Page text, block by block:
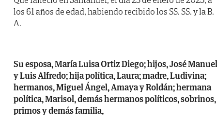
los 61 años de edad, habiendo recibido los SS. SS. y la B.
A.
Su esposa, María Luisa Ortiz Diego; hijos, José Manuel
y Luis Alfredo; hija política, Laura; madre, Ludivina;
hermanos, Miguel Ángel, Amaya y Roldán; hermana
política, Marisol, demás hermanos políticos, sobrinos,
primos y demás familia,